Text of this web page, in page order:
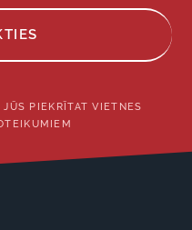
PIEKRĪTAT VIETNES